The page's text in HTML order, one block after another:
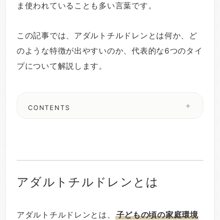
ま使われていることも多い言葉です。
この記事では、アダルトチルドレンとは何か、ど
のような特徴が出やすいのか、代表的な6つのタイ
プについて解説します。
CONTENTS
アダルトチルドレンとは
アダルトチルドレンとは、 子どもの頃の家庭環境